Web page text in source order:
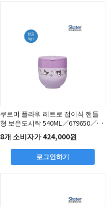
쿠로미 플라워 레트로 접이식 핸들
형 보온도시락 540ML／679650／중
8개 소비자가 424,000원
로그인하기